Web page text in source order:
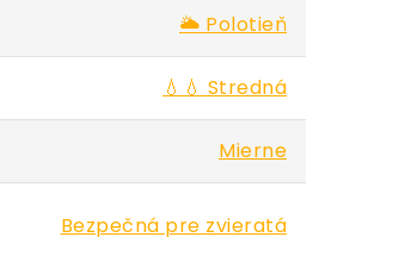
🌥️ Polotieň
💧💧 Stredná
Mierne
Bezpečná pre zvieratá